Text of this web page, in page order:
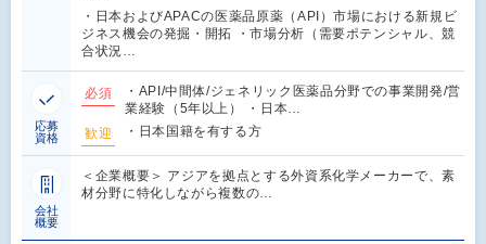
・日本およびAPACの医薬品原薬（API）市場における新規ビ
ジネス機会の発掘・開拓 ・市場分析（需要ポテンシャル、競
合状況…
応募
資格
必須
・API/中間体/ジェネリック医薬品分野での事業開発/営
業経験（5年以上） ・日本…
歓迎
・日本国籍を有する方
会社
概要
＜企業概要＞ アジアを拠点とする外資系化学メーカーで、素
材分野に特化しながら複数の…